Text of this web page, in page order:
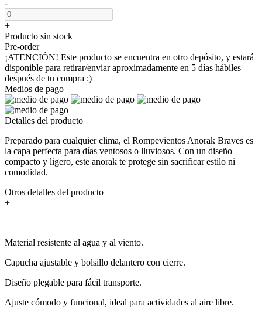
-
+
Producto sin stock
Pre-order
¡ATENCIÓN! Este producto se encuentra en otro depósito, y estará
disponible para retirar/enviar aproximadamente en 5 días hábiles
después de tu compra :)
Medios de pago
Detalles del producto
Preparado para cualquier clima, el Rompevientos Anorak Braves es
la capa perfecta para días ventosos o lluviosos. Con un diseño
compacto y ligero, este anorak te protege sin sacrificar estilo ni
comodidad.
Otros detalles del producto
+
Material resistente al agua y al viento.
Capucha ajustable y bolsillo delantero con cierre.
Diseño plegable para fácil transporte.
Ajuste cómodo y funcional, ideal para actividades al aire libre.